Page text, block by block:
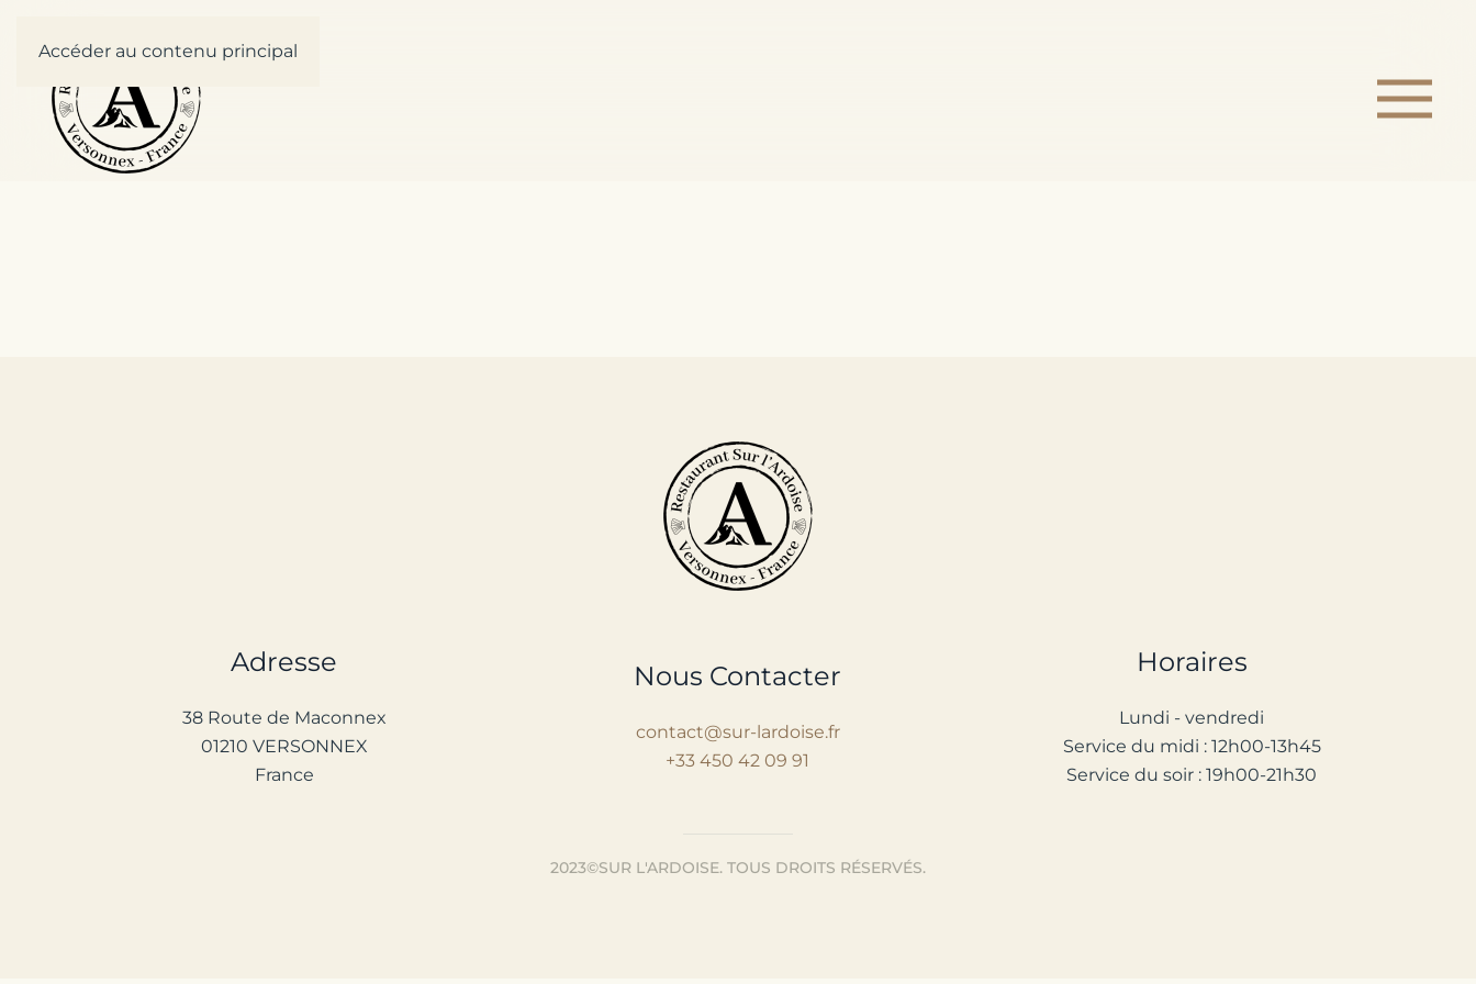
Accéder au contenu principal
Adresse
38 Route de Maconnex
01210 VERSONNEX
France
Nous Contacter
contact@sur-lardoise.fr
+33 450 42 09 91
Horaires
Lundi - vendredi
Service du midi : 12h00-13h45
Service du soir : 19h00-21h30
2023©SUR L'ARDOISE. TOUS DROITS RÉSERVÉS.